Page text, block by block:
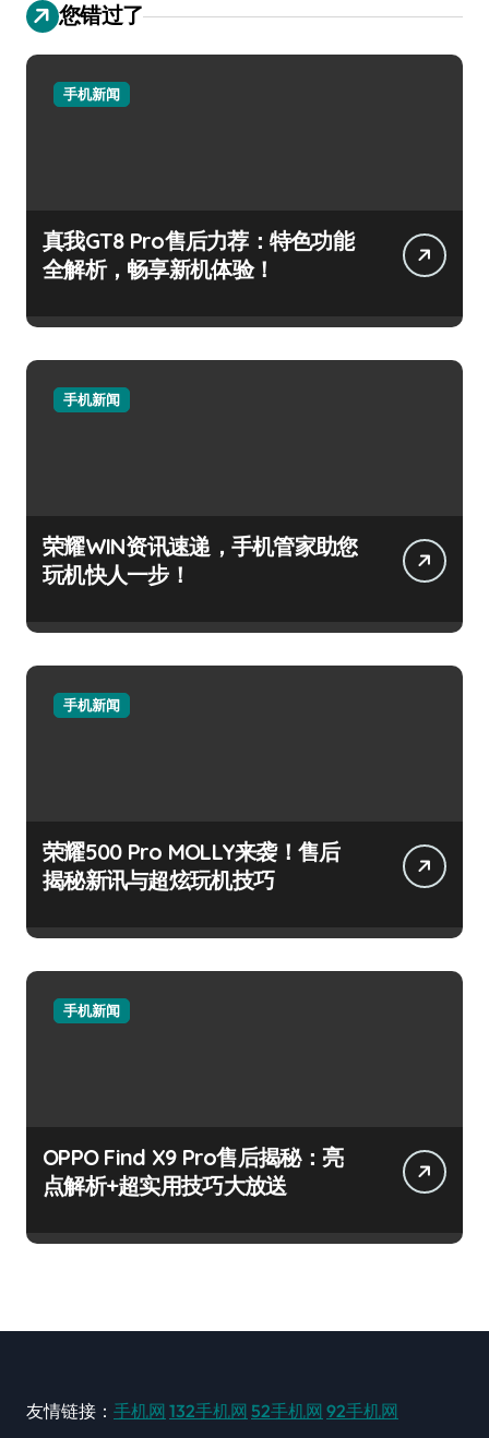
您错过了
手机新闻
真我GT8 Pro售后力荐：特色功能
全解析，畅享新机体验！
手机新闻
荣耀WIN资讯速递，手机管家助您
玩机快人一步！
手机新闻
荣耀500 Pro MOLLY来袭！售后
揭秘新讯与超炫玩机技巧
手机新闻
OPPO Find X9 Pro售后揭秘：亮
点解析+超实用技巧大放送
友情链接： 手机网 132手机网 52手机网 92手机网